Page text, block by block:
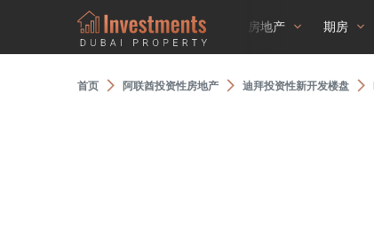
房地产 期房
首页 阿联酋投资性房地产 迪拜投资性新开发楼盘